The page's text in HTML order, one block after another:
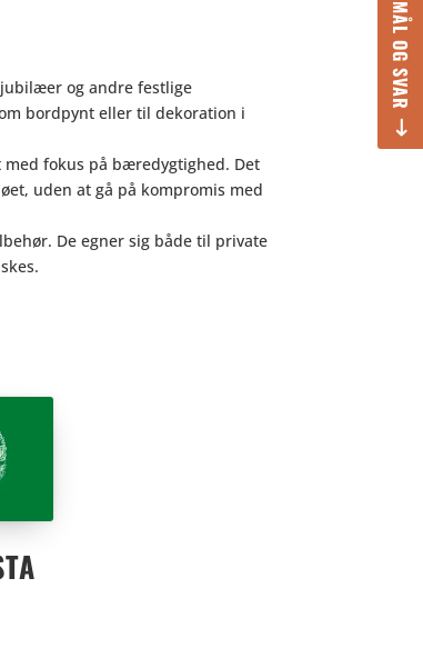
og andre festlige
bordpynt eller til dekoration i
fokus på bæredygtighed. Det
uden at gå på kompromis med
De egner sig både til private